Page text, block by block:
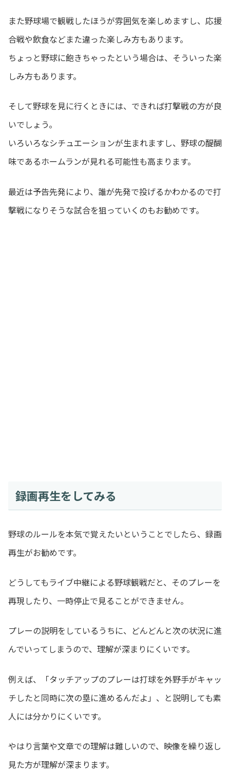
また野球場で観戦したほうが雰囲気を楽しめますし、応援
合戦や飲食などまた違った楽しみ方もあります。
ちょっと野球に飽きちゃったという場合は、そういった楽
しみ方もあります。
そして野球を見に行くときには、できれば打撃戦の方が良
いでしょう。
いろいろなシチュエーションが生まれますし、野球の醍醐
味であるホームランが見れる可能性も高まります。
最近は予告先発により、誰が先発で投げるかわかるので打
撃戦になりそうな試合を狙っていくのもお勧めです。
録画再生をしてみる
野球のルールを本気で覚えたいということでしたら、録画
再生がお勧めです。
どうしてもライブ中継による野球観戦だと、そのプレーを
再現したり、一時停止で見ることができません。
プレーの説明をしているうちに、どんどんと次の状況に進
んでいってしまうので、理解が深まりにくいです。
例えば、「タッチアップのプレーは打球を外野手がキャッ
チしたと同時に次の塁に進めるんだよ」、と説明しても素
人には分かりにくいです。
やはり言葉や文章での理解は難しいので、映像を繰り返し
見た方が理解が深まります。